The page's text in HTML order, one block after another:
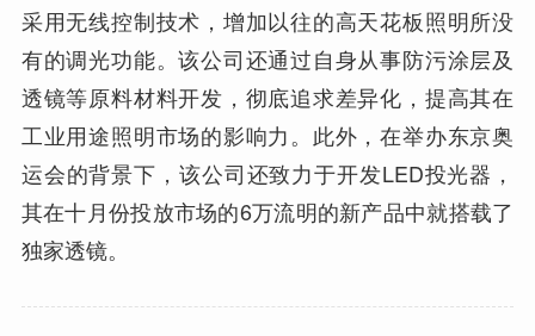
采用无线控制技术，增加以往的高天花板照明所没
有的调光功能。该公司还通过自身从事防污涂层及
透镜等原料材料开发，彻底追求差异化，提高其在
工业用途照明市场的影响力。此外，在举办东京奥
运会的背景下，该公司还致力于开发LED投光器，
其在十月份投放市场的6万流明的新产品中就搭载了
独家透镜。